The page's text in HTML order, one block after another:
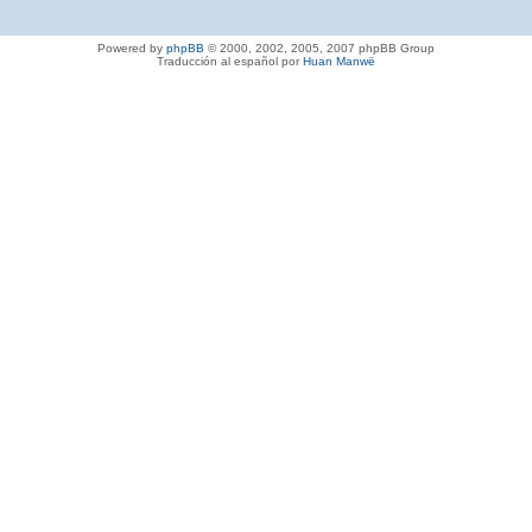
Powered by phpBB © 2000, 2002, 2005, 2007 phpBB Group
Traducción al español porHuan Manwë